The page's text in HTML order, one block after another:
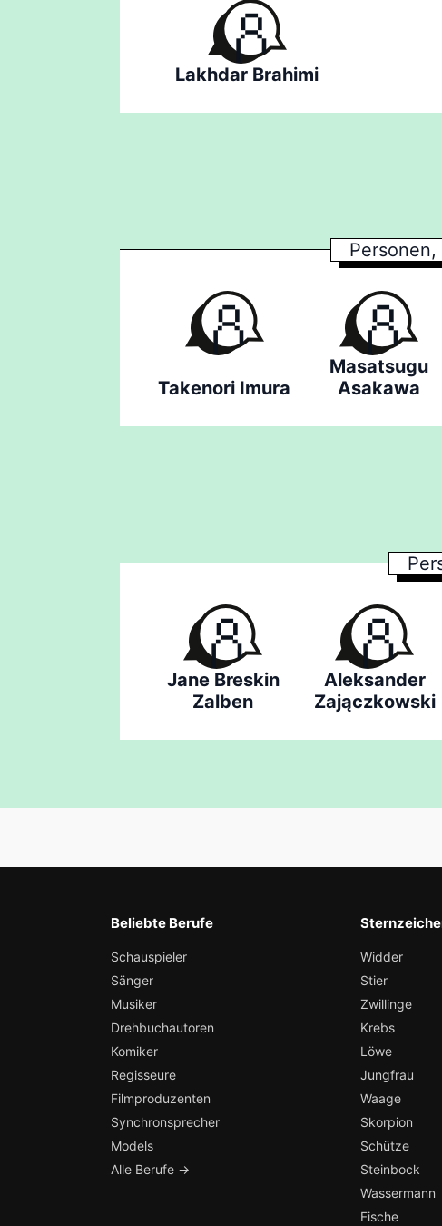
Lakhdar Brahimi
Takenori Imura
Masatsugu
Asakawa
Jane Breskin
Zalben
Aleksander
Zajączkowski
Beliebte Berufe
Schauspieler
Sänger
Musiker
Drehbuchautoren
Komiker
Regisseure
Filmproduzenten
Synchronsprecher
Models
Alle Berufe →
Widder
Stier
Zwillinge
Krebs
Löwe
Jungfrau
Waage
Skorpion
Schütze
Steinbock
Wassermann
Fische